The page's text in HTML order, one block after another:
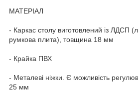
МАТЕРІАЛ
- Каркас столу виготовлений із ЛДСП
румкова плита), товщина 18 мм
- Крайка ПВХ
- Металеві ніжки. Є можливість
25 мм